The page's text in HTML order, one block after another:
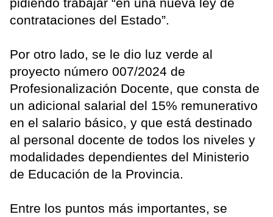
contrataciones del Estado”.
Por otro lado, se le dio luz verde al
proyecto número 007/2024 de
Profesionalización Docente, que consta de
un adicional salarial del 15% remunerativo
en el salario básico, y que está destinado
al personal docente de todos los niveles y
modalidades dependientes del Ministerio
de Educación de la Provincia.
Entre los puntos más importantes, se